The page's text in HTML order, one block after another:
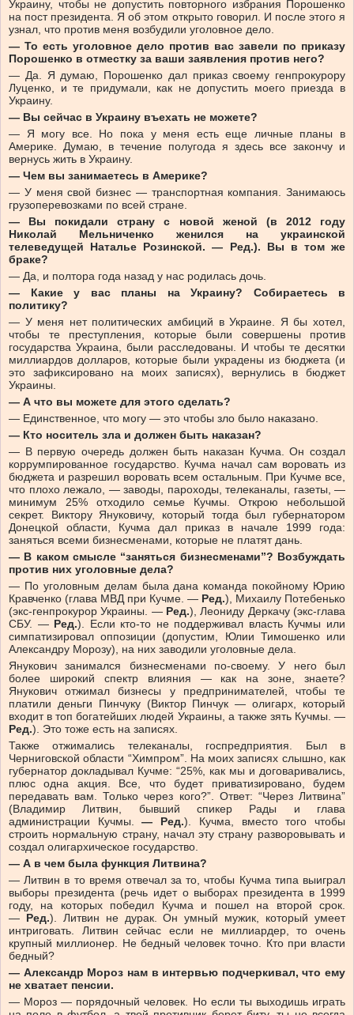
Украину, чтобы не допустить повторного избрания Порошенко
на пост президента. Я об этом открыто говорил. И после этого я
узнал, что против меня возбудили уголовное дело.
— То есть уголовное дело против вас завели по приказу
Порошенко в отместку за ваши заявления против него?
— Да. Я думаю, Порошенко дал приказ своему генпрокурору
Луценко, и те придумали, как не допустить моего приезда в
Украину.
— Вы сейчас в Украину въехать не можете?
— Я могу все. Но пока у меня есть еще личные планы в
Америке. Думаю, в течение полугода я здесь все закончу и
вернусь жить в Украину.
— Чем вы занимаетесь в Америке?
— У меня свой бизнес — транспортная компания. Занимаюсь
грузоперевозками по всей стране.
— Вы покидали страну с новой женой (в 2012 году
Николай Мельниченко женился на украинской
телеведущей Наталье Розинской. — Ред.). Вы в том же
браке?
— Да, и полтора года назад у нас родилась дочь.
— Какие у вас планы на Украину? Собираетесь в
политику?
— У меня нет политических амбиций в Украине. Я бы хотел,
чтобы те преступления, которые были совершены против
государства Украина, были расследованы. И чтобы те десятки
миллиардов долларов, которые были украдены из бюджета (и
это зафиксировано на моих записях), вернулись в бюджет
Украины.
— А что вы можете для этого сделать?
— Единственное, что могу — это чтобы зло было наказано.
— Кто носитель зла и должен быть наказан?
— В первую очередь должен быть наказан Кучма. Он создал
коррумпированное государство. Кучма начал сам воровать из
бюджета и разрешил воровать всем остальным. При Кучме все,
что плохо лежало, — заводы, пароходы, телеканалы, газеты, —
минимум 25% отходило семье Кучмы. Открою небольшой
секрет. Виктору Януковичу, который тогда был губернатором
Донецкой области, Кучма дал приказ в начале 1999 года:
заняться всеми бизнесменами, которые не платят дань.
— В каком смысле “заняться бизнесменами”? Возбуждать
против них уголовные дела?
— По уголовным делам была дана команда покойному Юрию
Кравченко (глава МВД при Кучме. — Ред.), Михаилу Потебенько
(экс-генпрокурор Украины. — Ред.), Леониду Деркачу (экс-глава
СБУ. — Ред.). Если кто-то не поддерживал власть Кучмы или
симпатизировал оппозиции (допустим, Юлии Тимошенко или
Александру Морозу), на них заводили уголовные дела.
Янукович занимался бизнесменами по-своему. У него был
более широкий спектр влияния — как на зоне, знаете?
Янукович отжимал бизнесы у предпринимателей, чтобы те
платили деньги Пинчуку (Виктор Пинчук — олигарх, который
входит в топ богатейших людей Украины, а также зять Кучмы. —
Ред.). Это тоже есть на записях.
Также отжимались телеканалы, госпредприятия. Был в
Черниговской области “Химпром”. На моих записях слышно, как
губернатор докладывал Кучме: “25%, как мы и договаривались,
плюс одна акция. Все, что будет приватизировано, будем
передавать вам. Только через кого?”. Ответ: “Через Литвина”
(Владимир Литвин, бывший спикер Рады и глава
администрации Кучмы.— Ред.). Кучма, вместо того чтобы
строить нормальную страну, начал эту страну разворовывать и
создал олигархическое государство.
— А в чем была функция Литвина?
— Литвин в то время отвечал за то, чтобы Кучма типа выиграл
выборы президента (речь идет о выборах президента в 1999
году, на которых победил Кучма и пошел на второй срок.
— Ред.). Литвин не дурак. Он умный мужик, который умеет
интриговать. Литвин сейчас если не миллиардер, то очень
крупный миллионер. Не бедный человек точно. Кто при власти
бедный?
— Александр Мороз нам в интервью подчеркивал, что ему
не хватает пенсии.
— Мороз — порядочный человек. Но если ты выходишь играть